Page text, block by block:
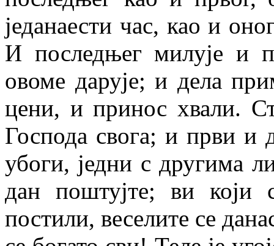
једанаести час, као и
И последњег милује и
овоме дарује; и дела
цени, и принос хвали.
Господа свога; и први и
убоги, једни с другима
дан поштујте; ви који
постили, веселите се